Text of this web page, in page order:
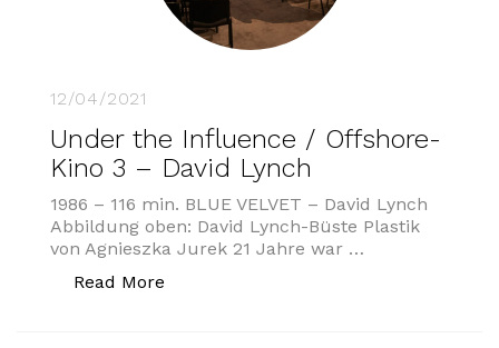
12/04/2021
Under the Influence / Offshore-
Kino 3 – David Lynch
1986 – 116 min. BLUE VELVET – David Lynch
Abbildung oben: David Lynch-Büste Plastik
von Agnieszka Jurek 21 Jahre war …
Read More